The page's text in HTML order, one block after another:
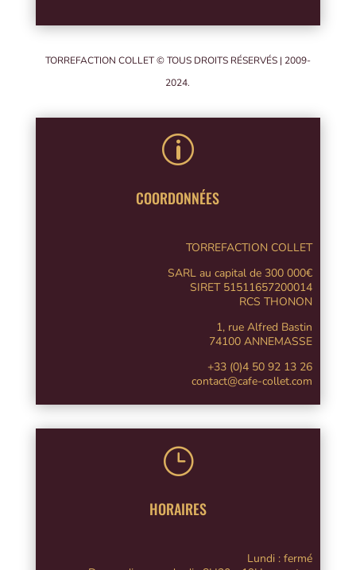
TORREFACTION COLLET © TOUS DROITS RÉSERVÉS | 2009-
2024.
p
COORDONNÉES
TORREFACTION COLLET
SARL au capital de 300 000€
SIRET 51511657200014
RCS THONON
1, rue Alfred Bastin
74100 ANNEMASSE
+33 (0)4 50 92 13 26
contact@cafe-collet.com
}
HORAIRES
Lundi : fermé